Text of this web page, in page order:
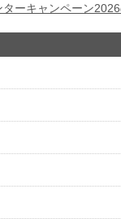
ーキャンペーン